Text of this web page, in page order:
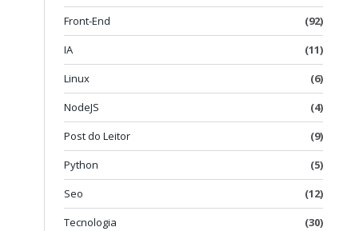
Front-End
(92)
IA
(11)
Linux
(6)
NodeJS
(4)
Post do Leitor
(9)
Python
(5)
Seo
(12)
Tecnologia
(30)